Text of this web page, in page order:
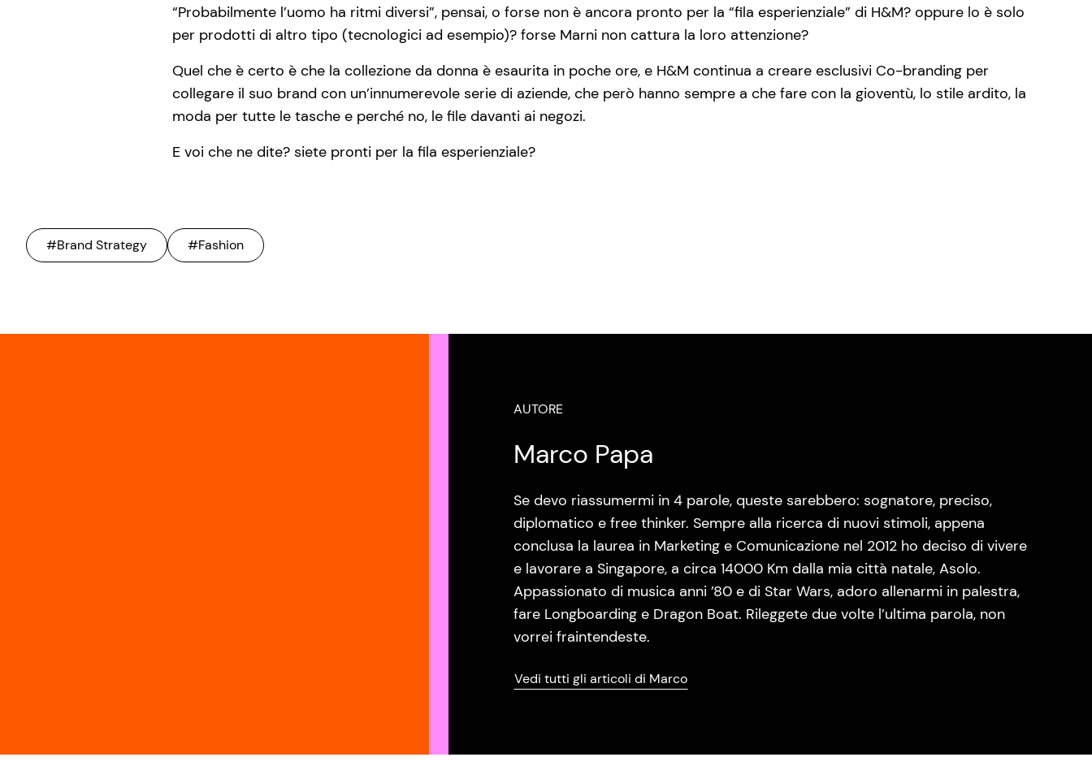
“Probabilmente l’uomo ha ritmi diversi”, pensai, o forse non è ancora pronto per la “fila esperienziale” di H&M? oppure lo è solo
per prodotti di altro tipo (tecnologici ad esempio)? forse Marni non cattura la loro attenzione?
Quel che è certo è che la collezione da donna è esaurita in poche ore, e H&M continua a creare esclusivi Co-branding per
collegare il suo brand con un’innumerevole serie di aziende, che però hanno sempre a che fare con la gioventù, lo stile ardito, la
moda per tutte le tasche e perché no, le file davanti ai negozi.
E voi che ne dite? siete pronti per la fila esperienziale?
#Brand Strategy #Fashion
AUTORE
Marco Papa
Se devo riassumermi in 4 parole, queste sarebbero: sognatore, preciso,
diplomatico e free thinker. Sempre alla ricerca di nuovi stimoli, appena
conclusa la laurea in Marketing e Comunicazione nel 2012 ho deciso di vivere
e lavorare a Singapore, a circa 14000 Km dalla mia città natale, Asolo.
Appassionato di musica anni ’80 e di Star Wars, adoro allenarmi in palestra,
fare Longboarding e Dragon Boat. Rileggete due volte l’ultima parola, non
vorrei fraintendeste.
Vedi tutti gli articoli di Marco